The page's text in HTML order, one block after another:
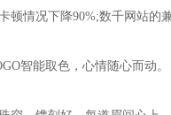
顿情况下降90%;数千网站的
智能取色，心情随心而动。